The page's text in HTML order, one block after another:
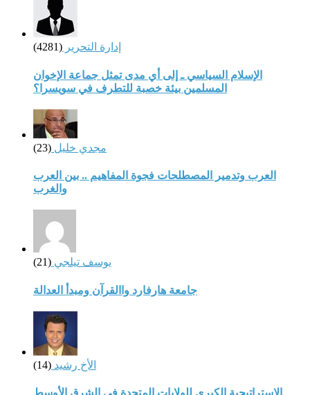
إدارة التحرير (4281)
الإسلام السياسي ـ إلى أي مدى تمثل جماعة الإخوان
المسلمين بيئة خصبة للتطرف في سويسرا؟
مجدي خليل (23)
العرب وتدمير المصطلحات فجوة المفاهيم .. بين العرب
والغرب
يوسف تيلجي (21)
جامعة هارفارد واالقرآن ومبدأ العدالة
الأخ رشيد (14)